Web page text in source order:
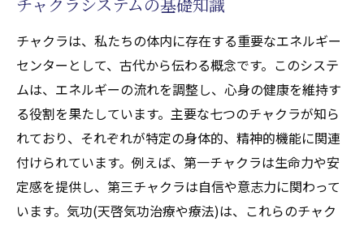
チャクラは、私たちの体内に存在する重要なエネルギー
センターとして、古代から伝わる概念です。このシステ
ムは、エネルギーの流れを調整し、心身の健康を維持す
る役割を果たしています。主要な七つのチャクラが知ら
れており、それぞれが特定の身体的、精神的機能に関連
付けられています。例えば、第一チャクラは生命力や安
定感を提供し、第三チャクラは自信や意志力に関わって
います。気功(天啓気功治療や療法)は、これらのチャク